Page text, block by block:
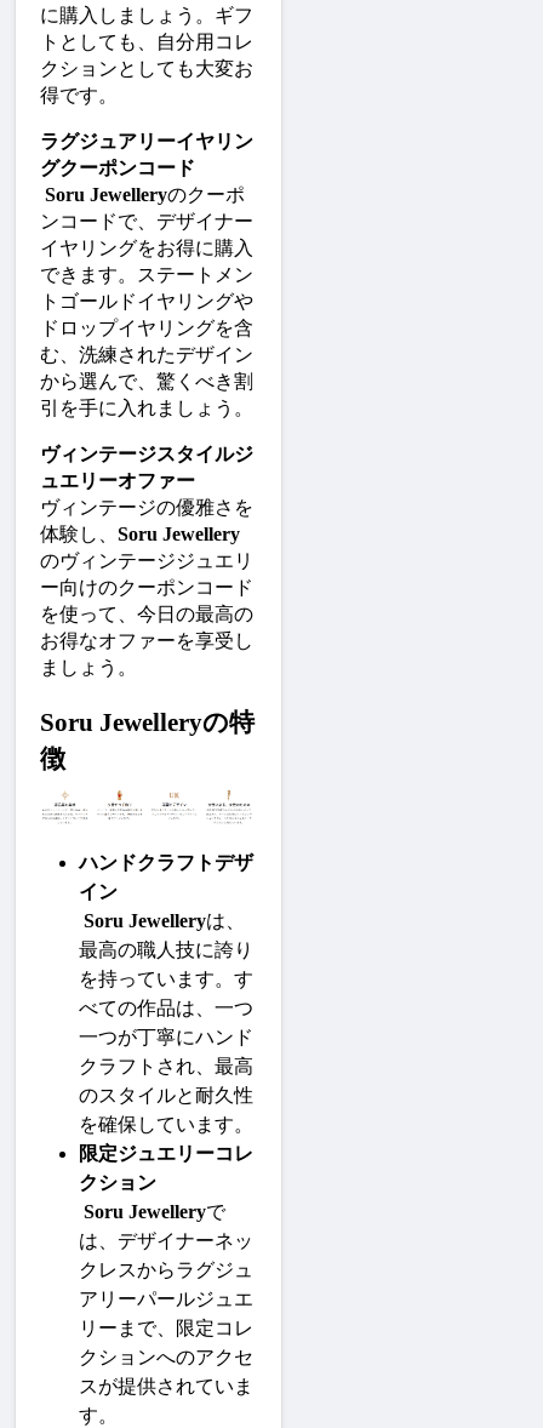
に購入しましょう。ギフ
トとしても、自分用コレ
クションとしても大変お
得です。
ラグジュアリーイヤリン
グクーポンコード
Soru Jewelleryのクーポ
ンコードで、デザイナー
イヤリングをお得に購入
できます。ステートメン
トゴールドイヤリングや
ドロップイヤリングを含
む、洗練されたデザイン
から選んで、驚くべき割
引を手に入れましょう。
ヴィンテージスタイルジ
ュエリーオファー
ヴィンテージの優雅さを
体験し、 Soru Jewellery
のヴィンテージジュエリ
ー向けのクーポンコード
を使って、今日の最高の
お得なオファーを享受し
ましょう。
Soru Jewelleryの特
徴
ハンドクラフトデザ
イン
Soru Jewelleryは、
最高の職人技に誇り
を持っています。す
べての作品は、一つ
一つが丁寧にハンド
クラフトされ、最高
のスタイルと耐久性
を確保しています。
限定ジュエリーコレ
クション
Soru Jewelleryで
は、デザイナーネッ
クレスからラグジュ
アリーパールジュエ
リーまで、限定コレ
クションへのアクセ
スが提供されていま
す。